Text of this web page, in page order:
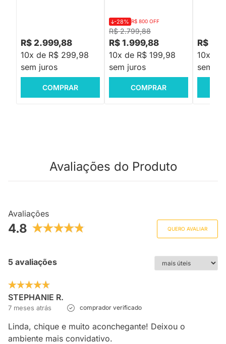
R$ 2.999,88
10x de R$ 299,98
sem juros
COMPRAR
R$ 2.799,88
-28% R$ 800 OFF
R$ 1.999,88
10x de R$ 199,98
sem juros
COMPRAR
R$
10x de
sem
Avaliações do Produto
Avaliações
4.8 QUERO AVALIAR
5 avaliações
STEPHANIE R.
7 meses atrás comprador verificado
Linda, chique e muito aconchegante! Deixou o
ambiente mais convidativo.